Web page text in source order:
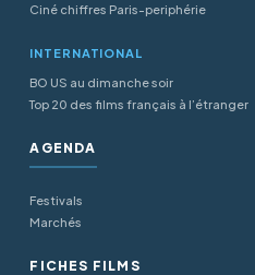
Ciné chiffres Paris-periphérie
INTERNATIONAL
BO US au dimanche soir
Top 20 des films français à l’étranger
AGENDA
Festivals
Marchés
FICHES FILMS